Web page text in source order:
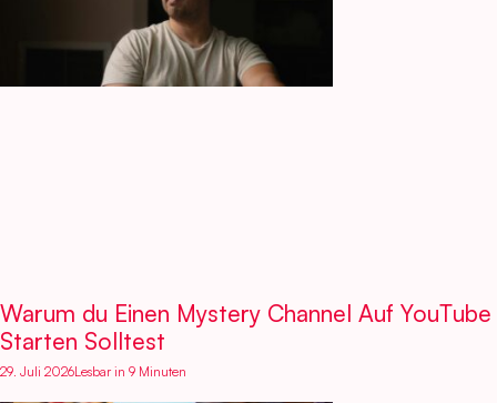
Warum du Einen Mystery Channel Auf YouTube
Starten Solltest
29. Juli 2026Lesbar in 9 Minuten